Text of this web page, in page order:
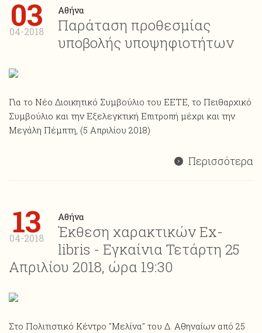
03
04-2018
Αθήνα
Παράταση προθεσμίας
υποβολής υποψηφιοτήτων
Για το Νέο Διοικητικό Συμβούλιο του ΕΕΤΕ, το Πειθαρχικό
Συμβούλιο και την Εξελεγκτική Επιτροπή μέχρι και την
Μεγάλη Πέμπτη, (5 Απριλίου 2018)
Περισσότερα
13
04-2018
Αθήνα
Έκθεση χαρακτικών Ex-
libris - Εγκαίνια Τετάρτη 25
Απριλίου 2018, ώρα 19:30
Στο Πολιτιστικό Κέντρο "Μελίνα" του Δ. Αθηναίων από 25